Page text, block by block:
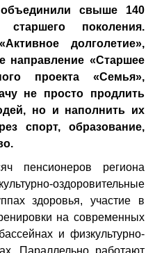
свыше 140
старшего поколения.
долголетие»,
направление «Старшее
проекта «Семья»,
не просто продлить
но и наполнить их
спорт, образование,
пенсионеров региона
оздоровительные
здоровья, участие в
на современных
и физкультурно-
Параллельно работают